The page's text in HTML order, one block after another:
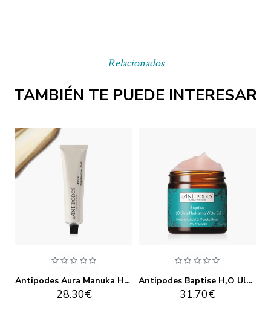
Relacionados
TAMBIÉN TE PUEDE INTERESAR
Antipodes Aura Manuka Honey Mask 75ml
28.30€
Antipodes Baptise H₂O Ultra-Hydrating Water Gel 60ml
31.70€